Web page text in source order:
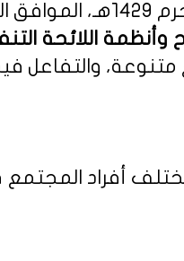
والتفاعل
أفراد